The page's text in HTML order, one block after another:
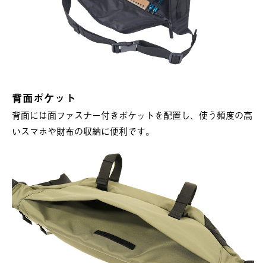
背面ポケット
背面には面ファスナー付きポケットを配置し、使う頻度の高
いスマホや財布の収納に便利です。